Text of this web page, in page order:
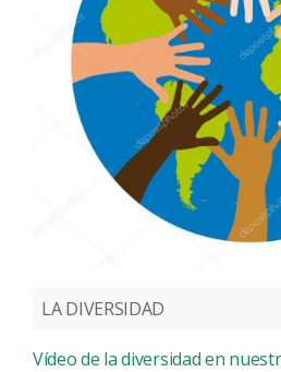
LA DIVERSIDAD
Vídeo de la diversidad en